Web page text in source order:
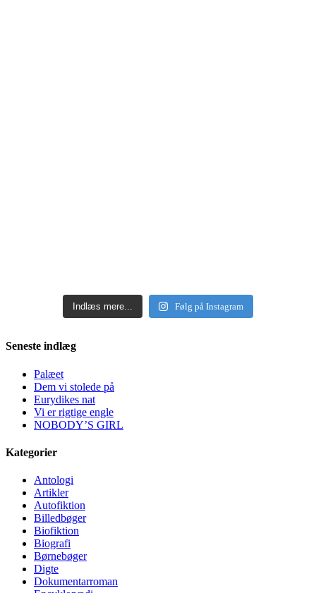
Indlæs mere... Følg på Instagram
Seneste indlæg
Palæet
Dem vi stolede på
Eurydikes nat
Vi er rigtige engle
NOBODY’S GIRL
Kategorier
Antologi
Artikler
Autofiktion
Billedbøger
Biofiktion
Biografi
Børnebøger
Digte
Dokumentarroman